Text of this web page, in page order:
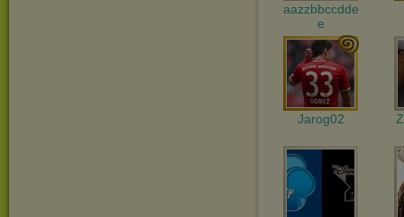
aazzbbccdde
e
Jarog02